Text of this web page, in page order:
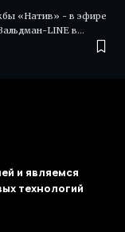
«Натив» - в эфире
LINE в…
и являемся
технологий